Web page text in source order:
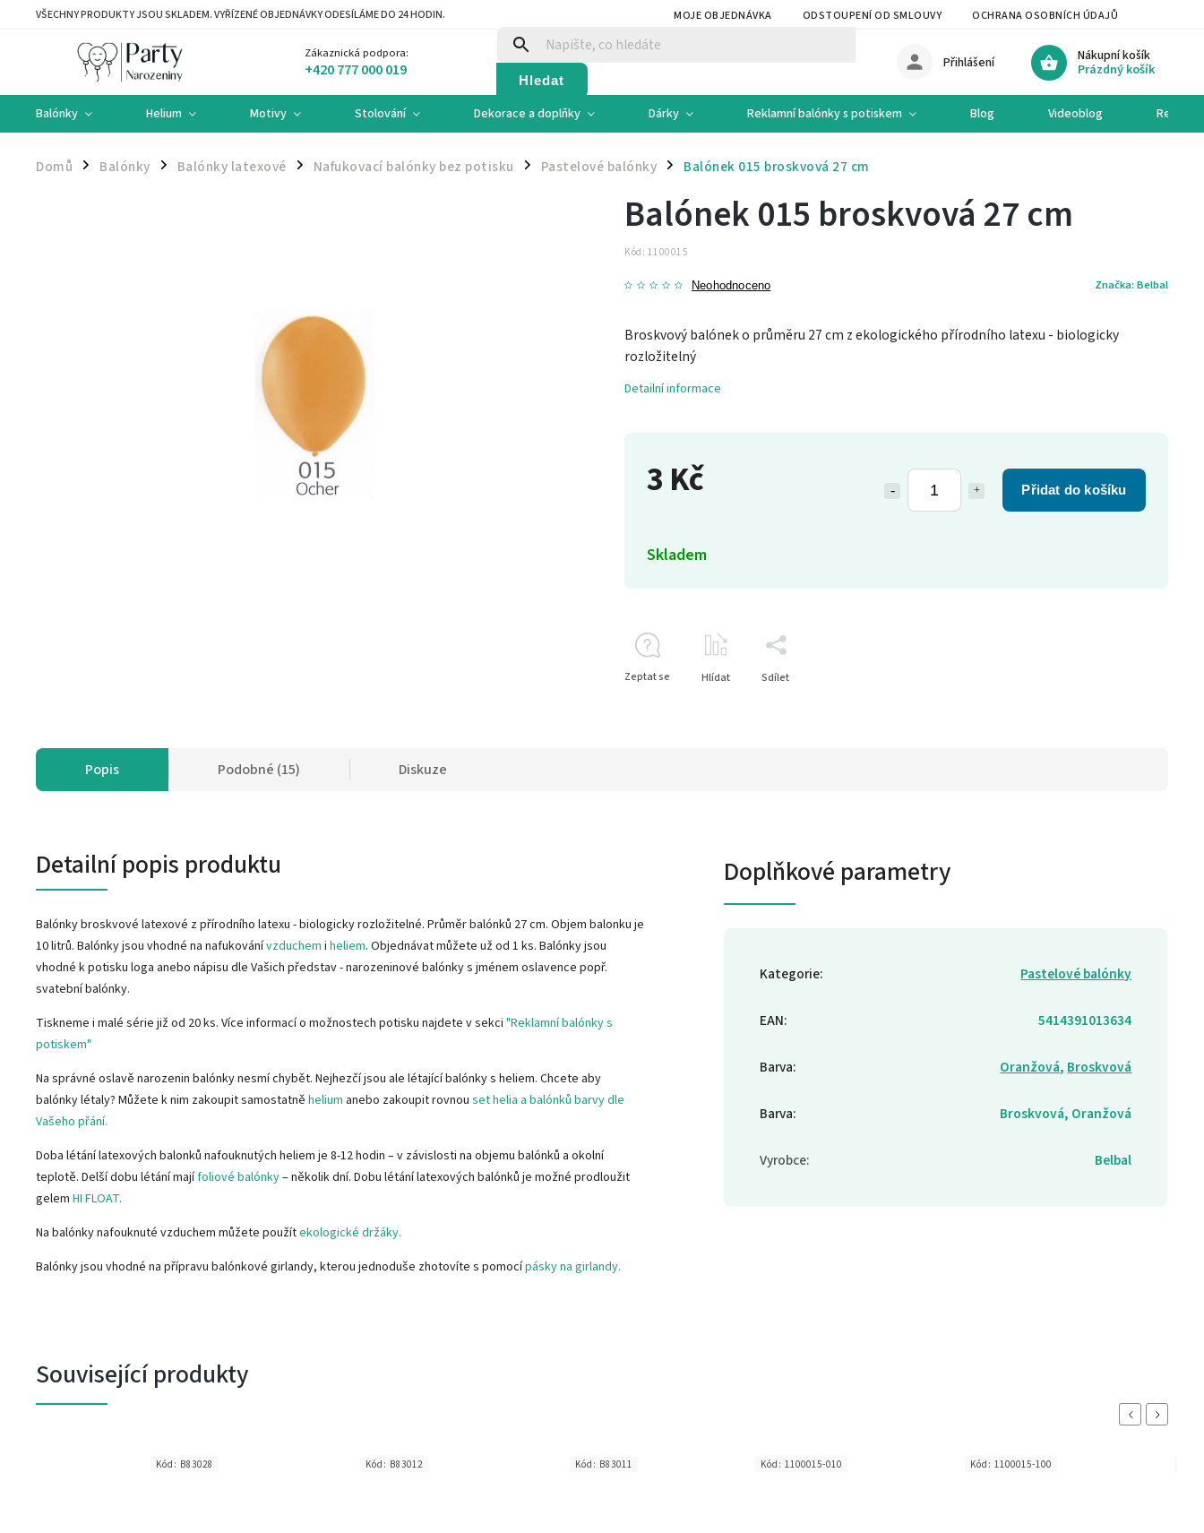
VŠECHNY PRODUKTY JSOU SKLADEM. VYŘÍZENÉ OBJEDNÁVKY ODESÍLÁME DO 24 HODIN. MOJE OBJEDNÁVKA ODSTOUPENÍ OD SMLOUVY OCHRANA OSOBNÍCH ÚDAJŮ
Zákaznická podpora:
+420 777 000 019 Hledat
Nákupní košík
Prázdný košík
Přihlášení
Balónky Helium Motivy Stolování Dekorace a doplňky Dárky Reklamní balónky s potiskem Blog Videoblog Recepty
Domů / Balónky / Balónky latexové / Nafukovací balónky bez potisku / Pastelové balónky / Balónek 015 broskvová 27 cm
3 Kč Přidat do košíku
Skladem
Balónek 015 broskvová 27 cm
Kód: 1100015
Neohodnoceno Značka: Belbal
Broskvový balónek o průměru 27 cm z ekologického přírodního latexu - biologicky
rozložitelný
Detailní informace
Zeptat se Hlídat Sdílet
Popis Podobné (15) Diskuze
Detailní popis produktu
Balónky broskvové latexové z přírodního latexu - biologicky rozložitelné. Průměr balónků 27 cm. Objem balonku je
10 litrů. Balónky jsou vhodné na nafukovánívzduchem i heliem. Objednávat můžete už od 1 ks. Balónky jsou
vhodné k potisku loga anebo nápisu dle Vašich představ - narozeninové balónky s jménem oslavence popř.
svatební balónky.
Tiskneme i malé série již od 20 ks. Více informací o možnostech potisku najdete v sekci "Reklamní balónky s
potiskem"
Na správné oslavě narozenin balónky nesmí chybět. Nejhezčí jsou ale létající balónky s heliem. Chcete aby
balónky létaly? Můžete k nim zakoupit samostatně helium anebo zakoupit rovnou set helia a balónků barvy dle
Vašeho přání.
Doba létání latexových balonků nafouknutých heliem je 8-12 hodin – v závislosti na objemu balónků a okolní
teplotě. Delší dobu létání majífoliové balónky– několik dní. Dobu létání latexových balónků je možné prodloužit
gelem HI FLOAT.
Na balónky nafouknuté vzduchem můžete použítekologické držáky.
Balónky jsou vhodné na přípravu balónkové girlandy, kterou jednoduše zhotovíte s pomocípásky na girlandy.
Doplňkové parametry
Kategorie: Pastelové balónky
EAN: 5414391013634
Barva: Oranžová, Broskvová
Barva: Broskvová, Oranžová
Vyrobce: Belbal
Související produkty
Previous
Kód: B83028 Kód: B83012 Kód: B83011 Kód: 1100015-010 Kód: 1100015-100
Next